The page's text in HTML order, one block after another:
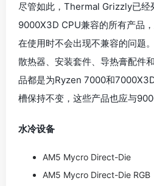
尽管如此，Thermal Grizzly已经
9000X3D CPU兼容的所有产品
在使用时不会出现不兼容的问题
散热器、安装套件、导热膏配件
品都是为Ryzen 7000和
槽保持不变，这些产品也应与
水冷设备
AM5 Mycro Direct-Die
AM5 Mycro Direct-Die RGB